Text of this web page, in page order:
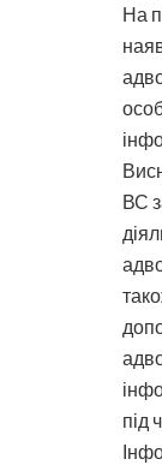
На
ВС
під